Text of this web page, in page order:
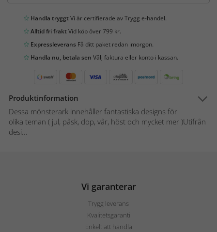
Handla tryggtVi är certifierade av Trygg e-handel.
Alltid fri fraktVid köp över 799 kr.
Expressleverans Få ditt paket redan imorgon.
Handla nu, betala sen Välj faktura eller konto i kassan.
Produktinformation
Dessa mönsterark innehåller fantastiska designs för
olika teman ( jul, påsk, dop, vår, höst och mycket mer )Utifrån
desi...
Vi garanterar
Trygg leverans
Kvalitetsgaranti
Enkelt att handla